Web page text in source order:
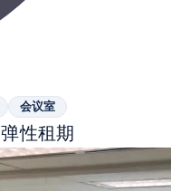
会议室
弹性租期